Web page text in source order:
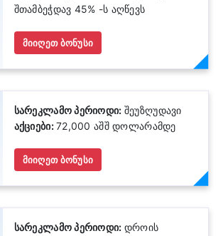
შთამბეჭდავ 45% -ს აღწევს
მიიღეთ ბონუსი
სარეკლამო პერიოდი: შეუზღუდავი
აქციები:72,000 აშშ დოლარამდე
მიიღეთ ბონუსი
სარეკლამო პერიოდი: დროის